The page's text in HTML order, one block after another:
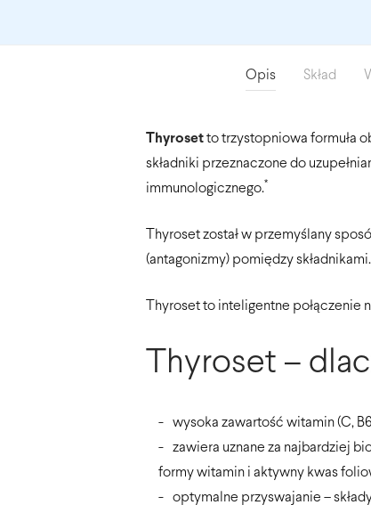
Opis Skład
Thyroset to trzystopniowa formuła
składniki przeznaczone do
immunologicznego.*
Thyroset został w przemyślany
(antagonizmy) pomiędzy składnikami.
Thyroset to inteligentne połączenie
Thyroset –
wysoka zawartość witamin (C,
zawiera uznane za najbardziej
formy witamin i aktywny kwas
optymalne przyswajanie –